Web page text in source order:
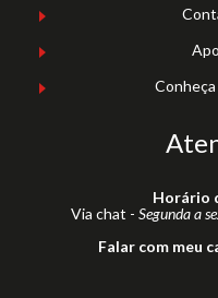
Horário
Via chat - Segunda a
Falar com meu